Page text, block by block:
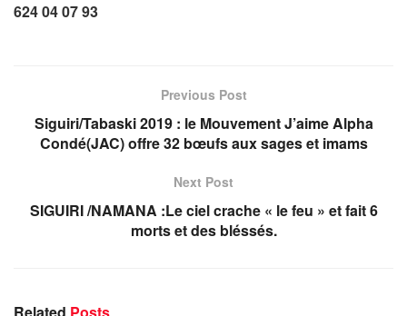
624 04 07 93
Previous Post
Siguiri/Tabaski 2019 : le Mouvement J’aime Alpha
Condé(JAC) offre 32 bœufs aux sages et imams
Next Post
SIGUIRI /NAMANA :Le ciel crache « le feu » et fait 6
morts et des bléssés.